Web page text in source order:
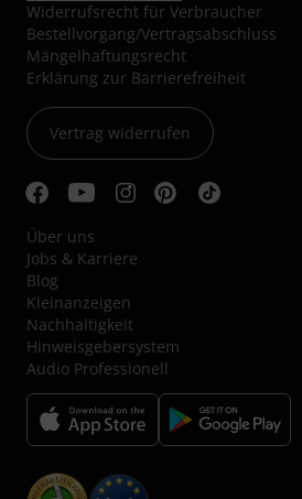
Widerrufsrecht für Verbraucher
Bestellvorgang/Vertragsabschluss
Mängelhaftungsrecht
Erklärung zur Barrierefreiheit
Vertrag widerrufen
Über uns
Jobs & Karriere
Blog
Kleinanzeigen
Nachhaltigkeit
Hinweisgebersystem
Audio Professionell